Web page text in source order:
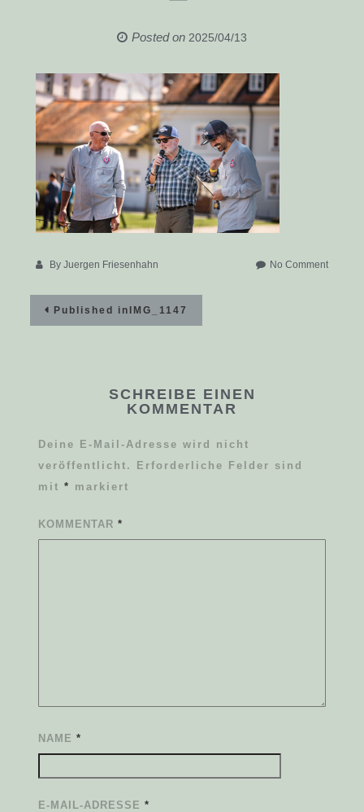
Posted on 2025/04/13
ByJuergen Friesenhahn No Commenton
Beitragsnavigation
Published in IMG_1147
SCHREIBE EINEN
KOMMENTAR
Deine E-Mail-Adresse wird nicht
veröffentlicht.
Erforderliche Felder sind
mit* markiert
KOMMENTAR*
NAME*
E-MAIL-ADRESSE*